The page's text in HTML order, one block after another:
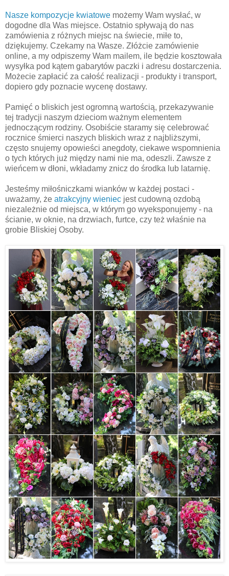
Nasze kompozycje kwiatowe możemy Wam wysłać, w
dogodne dla Was miejsce. Ostatnio spływają do nas
zamówienia z różnych miejsc na świecie, miłe to,
dziękujemy. Czekamy na Wasze. Złóżcie zamówienie
online, a my odpiszemy Wam mailem, ile będzie kosztowała
wysyłka pod kątem gabarytów paczki i adresu dostarczenia.
Możecie zapłacić za całość realizacji - produkty i transport,
dopiero gdy poznacie wycenę dostawy.
Pamięć o bliskich jest ogromną wartością, przekazywanie
tej tradycji naszym dzieciom ważnym elementem
jednoczącym rodziny. Osobiście staramy się celebrować
rocznice śmierci naszych bliskich wraz z najbliższymi,
często snujemy opowieści anegdoty, ciekawe wspomnienia
o tych których już między nami nie ma, odeszli. Zawsze z
wieńcem w dłoni, wkładamy znicz do środka lub latarnię.
Jesteśmy miłośniczkami wianków w każdej postaci -
uważamy, że atrakcyjny wieniec jest cudowną ozdobą
niezależnie od miejsca, w którym go wyeksponujemy - na
ścianie, w oknie, na drzwiach, furtce, czy też właśnie na
grobie Bliskiej Osoby.